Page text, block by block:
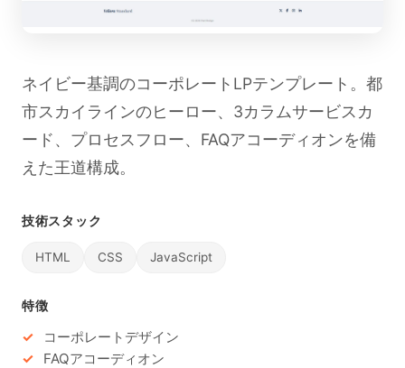
ネイビー基調のコーポレートLPテンプレート。都
市スカイラインのヒーロー、3カラムサービスカ
ード、プロセスフロー、FAQアコーディオンを備
えた王道構成。
技術スタック
HTML CSS JavaScript
特徴
コーポレートデザイン
FAQアコーディオン